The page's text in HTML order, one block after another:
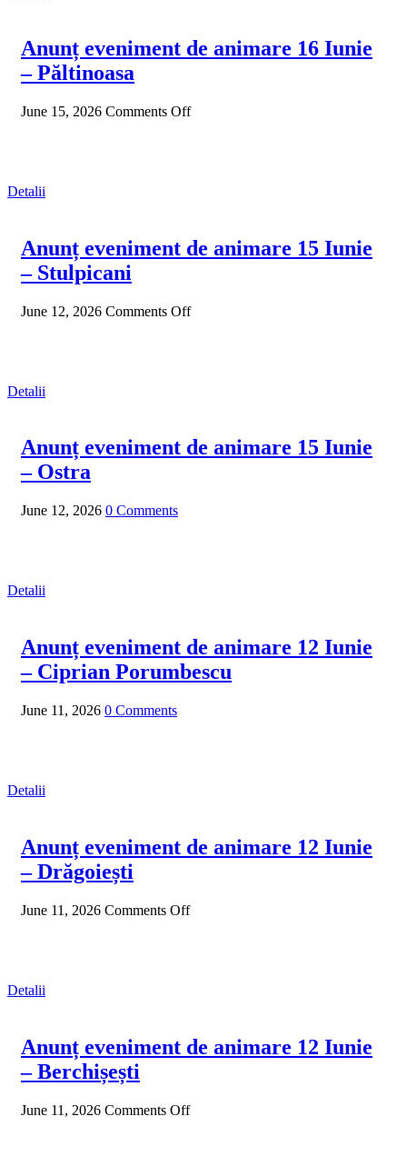
Anunț eveniment de animare 16 Iunie
– Păltinoasa
June 15, 2026 Comments Off
Detalii
Anunț eveniment de animare 15 Iunie
– Stulpicani
June 12, 2026 Comments Off
Detalii
Anunț eveniment de animare 15 Iunie
– Ostra
June 12, 2026 0 Comments
Detalii
Anunț eveniment de animare 12 Iunie
– Ciprian Porumbescu
June 11, 2026 0 Comments
Detalii
Anunț eveniment de animare 12 Iunie
– Drăgoiești
June 11, 2026 Comments Off
Detalii
Anunț eveniment de animare 12 Iunie
– Berchișești
June 11, 2026 Comments Off